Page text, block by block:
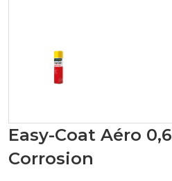
Easy-Coat Aéro
Corrosion